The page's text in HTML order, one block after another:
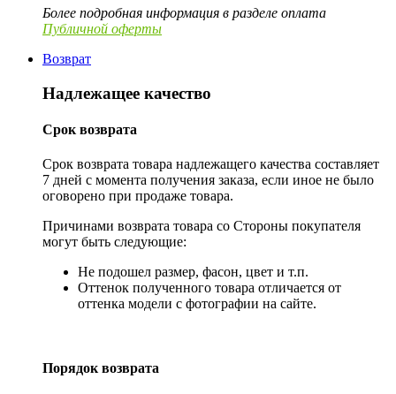
Более подробная информация в разделе оплата
Публичной оферты
Возврат
Надлежащее качество
Срок возврата
Срок возврата товара надлежащего качества составляет
7 дней с момента получения заказа, если иное не было
оговорено при продаже товара.
Причинами возврата товара со Стороны покупателя
могут быть следующие:
Не подошел размер, фасон, цвет и т.п.
Оттенок полученного товара отличается от
оттенка модели с фотографии на сайте.
Порядок возврата